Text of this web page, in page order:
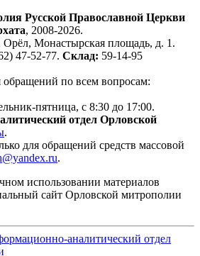
Русской Православной Церкви
, 2008-2026.
Орёл, Монастырская площадь, д. 1.
47-52-77. Склад: 59-14-95
обращений по всем вопросам:
пятница, с 8:30 до 17:00.
отдел Орловской
.
для обращений средств массовой
.
использовании материалов
сайт Орловской митрополии
аналитический отдел